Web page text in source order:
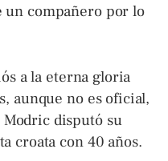
un compañero por lo
a la eterna gloria
aunque no es oficial,
disputó su
croata con 40 años.